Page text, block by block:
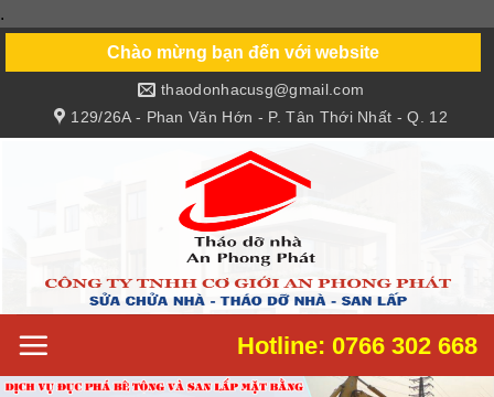
.
content
Chào mừng bạn đến với website
129/26A - Phan Văn Hớn - P. Tân Thới Nhất - Q. 12
thaodonhacusg@gmail.com
Hotline: 0766 302 668